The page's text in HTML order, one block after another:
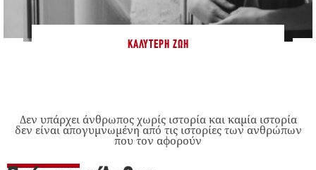
ΚΑΛΎΤΕΡΗ ΖΩΉ
Δεν υπάρχει άνθρωπος χωρίς ιστορία και καμία ιστορία
δεν είναι απογυμνωμένη από τις ιστορίες των ανθρώπων
που τον αφορούν